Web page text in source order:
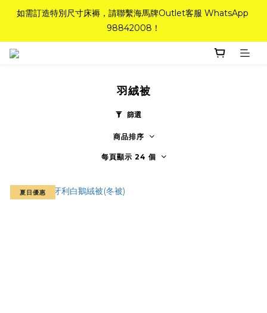
如需訂造特別尺寸床褥，請聯繫海馬牌Outlet客服 WhatsApp
98842008！
如需訂造特別尺寸床褥，請聯繫海馬牌Outlet客服 WhatsApp
98842008！
Top-Tier Quality系列床褥82折(新永久記憶床褥 及 健康記憶床
如需訂造特別尺寸床褥，請聯繫海馬牌Outlet客服 WhatsApp
98842008！
羽絨被
篩選
商品排序
每頁顯示 24 個
夏日優惠